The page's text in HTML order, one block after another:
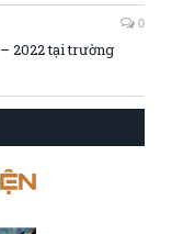
0
2022 tại trường